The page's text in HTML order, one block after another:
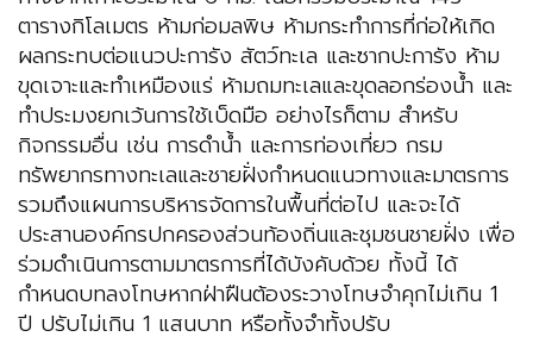
ตารางกิโลเมตร ห้ามก่อมลพิษ ห้ามกระทำการที่ก่อให้เกิด
ผลกระทบต่อแนวปะการัง สัตว์ทะเล และซากปะการัง ห้าม
ขุดเจาะและทำเหมืองแร่ ห้ามถมทะเลและขุดลอกร่องน้ำ และ
ทำประมงยกเว้นการใช้เบ็ดมือ อย่างไรก็ตาม สำหรับ
กิจกรรมอื่น เช่น การดำน้ำ และการท่องเที่ยว กรม
ทรัพยากรทางทะเลและชายฝั่งกำหนดแนวทางและมาตรการ
รวมถึงแผนการบริหารจัดการในพื้นที่ต่อไป และจะได้
ประสานองค์กรปกครองส่วนท้องถิ่นและชุมชนชายฝั่ง เพื่อ
ร่วมดำเนินการตามมาตรการที่ได้บังคับด้วย ทั้งนี้ ได้
กำหนดบทลงโทษหากฝ่าฝืนต้องระวางโทษจำคุกไม่เกิน 1
ปี ปรับไม่เกิน 1 แสนบาท หรือทั้งจำทั้งปรับ